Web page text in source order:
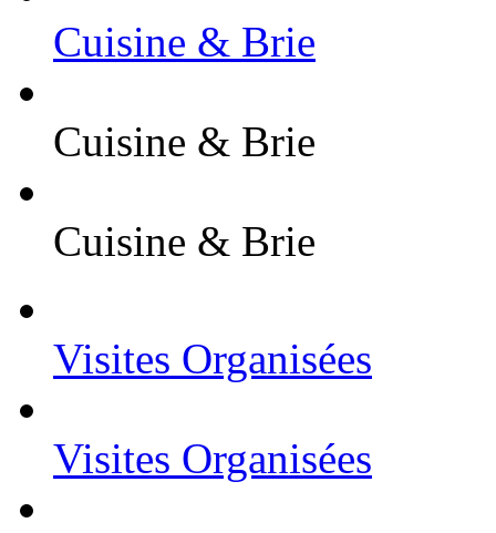
Cuisine & Brie
Cuisine & Brie
Cuisine & Brie
Visites Organisées
Visites Organisées